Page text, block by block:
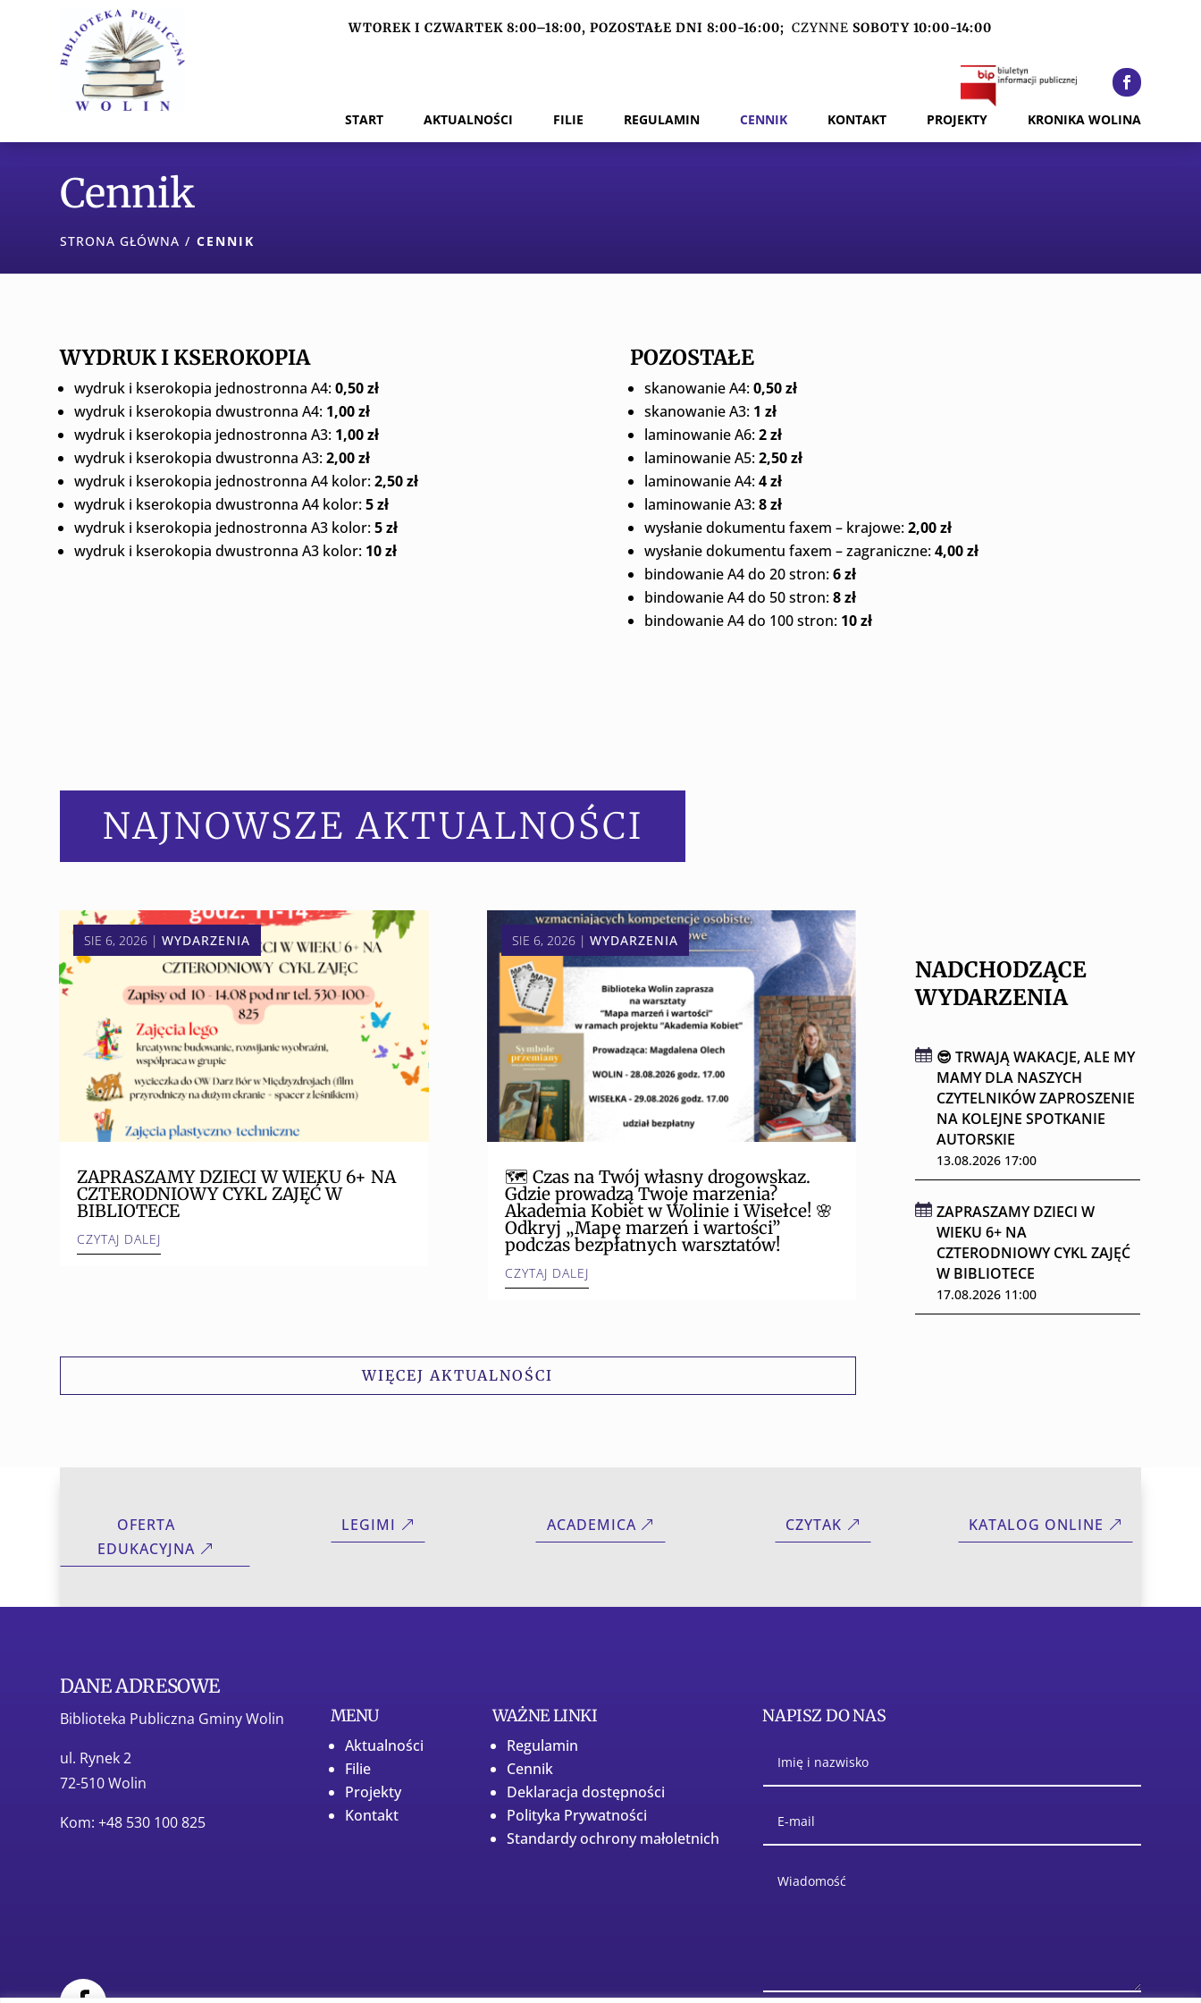
WTOREK I CZWARTEK 8:00–18:00, POZOSTAŁE DNI 8:00-16:00; CZYNNESOBOTY 10:00-14:00
START AKTUALNOŚCI FILIE REGULAMIN CENNIK KONTAKT PROJEKTY KRONIKA WOLINA
Cennik
STRONA GŁÓWNA /CENNIK
WYDRUK I KSEROKOPIA
wydruk i kserokopia jednostronna A4:0,50 zł
wydruk i kserokopia dwustronna A4: 1,00 zł
wydruk i kserokopia jednostronna A3: 1,00 zł
wydruk i kserokopia dwustronna A3:2,00 zł
wydruk i kserokopia jednostronna A4 kolor:2,50 zł
wydruk i kserokopia dwustronna A4 kolor:5 zł
wydruk i kserokopia jednostronna A3 kolor:5 zł
wydruk i kserokopia dwustronna A3 kolor: 10 zł
POZOSTAŁE
skanowanie A4:0,50 zł
skanowanie A3: 1 zł
laminowanie A6:2 zł
laminowanie A5:2,50 zł
laminowanie A4:4 zł
laminowanie A3:8 zł
wysłanie dokumentu faxem – krajowe:2,00 zł
wysłanie dokumentu faxem – zagraniczne:4,00 zł
bindowanie A4 do 20 stron:6 zł
bindowanie A4 do 50 stron:8 zł
bindowanie A4 do 100 stron: 10 zł
NAJNOWSZE AKTUALNOŚCI
ZAPRASZAMY DZIECI W WIEKU 6+ NA
CZTERODNIOWY CYKL ZAJĘĆ W
BIBLIOTECE
SIE 6, 2026 |WYDARZENIA
CZYTAJ DALEJ
🗺️ Czas na Twój własny drogowskaz.
Gdzie prowadzą Twoje marzenia?
Akademia Kobiet w Wolinie i Wisełce! 🌸
Odkryj „Mapę marzeń i wartości”
podczas bezpłatnych warsztatów!
SIE 6, 2026| WYDARZENIA
CZYTAJ DALEJ
WIĘCEJ AKTUALNOŚCI
NADCHODZĄCE
WYDARZENIA
😎 TRWAJĄ WAKACJE, ALE MY
MAMY DLA NASZYCH
CZYTELNIKÓW ZAPROSZENIE
NA KOLEJNE SPOTKANIE
AUTORSKIE
13.08.2026 17:00
ZAPRASZAMY DZIECI W
WIEKU 6+ NA
CZTERODNIOWY CYKL ZAJĘĆ
W BIBLIOTECE
17.08.2026 11:00
OFERTA
EDUKACYJNA
LEGIMI ACADEMICA CZYTAK KATALOG ONLINE
DANE ADRESOWE
Biblioteka Publiczna Gminy Wolin
ul. Rynek 2
72-510 Wolin
Kom: +48 530 100 825
MENU
Aktualności
Filie
Projekty
Kontakt
WAŻNE LINKI
Regulamin
Cennik
Deklaracja dostępności
Polityka Prywatności
Standardy ochrony małoletnich
NAPISZ DO NAS